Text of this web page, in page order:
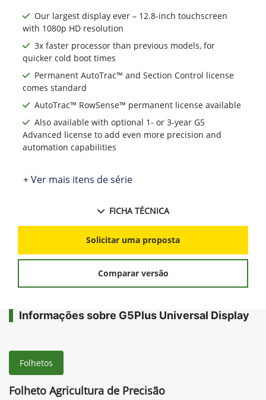
Our largest display ever – 12.8-inch touchscreen
with 1080p HD resolution
3x faster processor than previous models, for
quicker cold boot times
Permanent AutoTrac™ and Section Control license
comes standard
AutoTrac™ RowSense™ permanent license available
Also available with optional 1- or 3-year G5
Advanced license to add even more precision and
automation capabilities
+ Ver mais itens de série
FICHA TÉCNICA
Solicitar uma proposta
Comparar versão
Informações sobre G5Plus Universal Display
Folhetos
Folheto Agricultura de Precisão